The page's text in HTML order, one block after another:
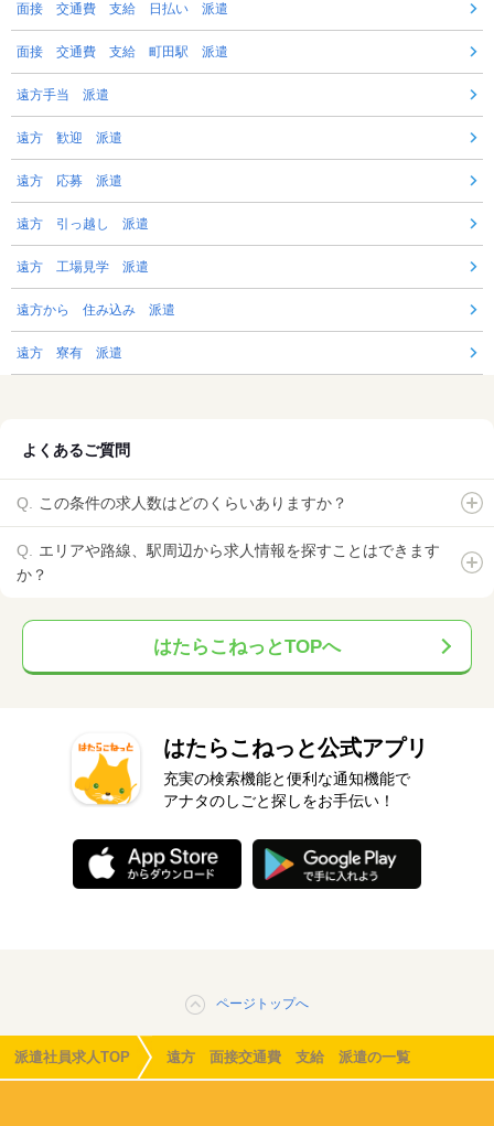
面接 交通費 支給 日払い 派遣
面接 交通費 支給 町田駅 派遣
遠方手当 派遣
遠方 歓迎 派遣
遠方 応募 派遣
遠方 引っ越し 派遣
遠方 工場見学 派遣
遠方から 住み込み 派遣
遠方 寮有 派遣
よくあるご質問
この条件の求人数はどのくらいありますか？
エリアや路線、駅周辺から求人情報を探すことはできます
か？
はたらこねっとTOPへ
はたらこねっと公式アプリ
充実の検索機能と便利な通知機能で
アナタのしごと探しをお手伝い！
ページトップへ
派遣社員求人TOP 遠方 面接交通費 支給 派遣の一覧